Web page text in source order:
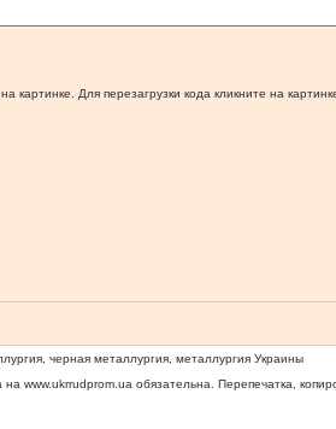
Для перезагрузки кода кликните на
черная металлургия, металлургия Украины
на www.ukrrudprom.ua обязательна. Перепечатка,